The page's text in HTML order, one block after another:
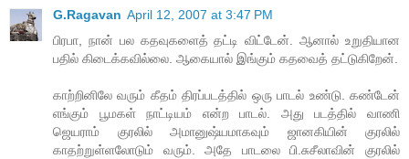
G.Ragavan April 12, 2007 at 3:47 PM
பிரபா, நான் பல கதவுகளைத் தட்டி விட்டேன். ஆனால் உறுதியான
பதில் கிடைக்கவில்லை. ஆகையால் இங்கும் கதவைத் தட்டுகிறேன்.
காற்றினிலே வரும் கீதம் திரப்படத்தில் ஒரு பாடல் உண்டு. கண்டேன்
எங்கும் பூமகள் நாட்டியம் என்ற பாடல். அது படத்தில் வாணி
ஜெயராம் குரலில் அமானுஷ்யமாகவும் ஜானகியின் குரலில்
காதற்றுள்ளலோடும் வரும். அதே பாடலை பி.சுசீலாவின் குரலில்